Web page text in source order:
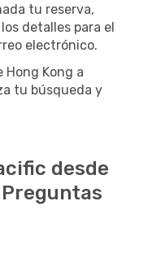
tu reserva,
detalles para el
electrónico.
Kong a
tu búsqueda y
desde
Preguntas